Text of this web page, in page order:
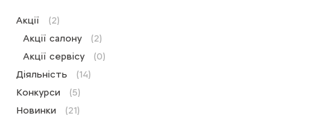
Акції
(2)
Акції салону
(2)
Акції сервісу
(0)
Діяльність
(14)
Конкурси
(5)
Новинки
(21)